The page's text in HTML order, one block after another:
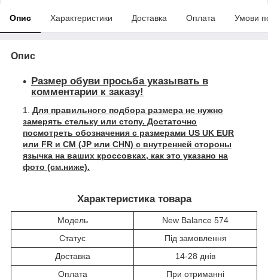
Опис Характеристики Доставка Оплата Умови
Опис
Размер обуви просьба указывать в
комментарии к заказу!
Для правильного подбора размера не нужно
замерять стельку или стопу. Достаточно
посмотреть обозначения с размерами US UK EUR
или FR и СМ (JP или CHN) с внутренней стороны
язычка на ваших кроссовках, как это указано на
фото (см.ниже).
Характеристика товара
Модель
New Balance 574
Статус
Під замовлення
Доставка
14-28 днів
Оплата
При отриманні